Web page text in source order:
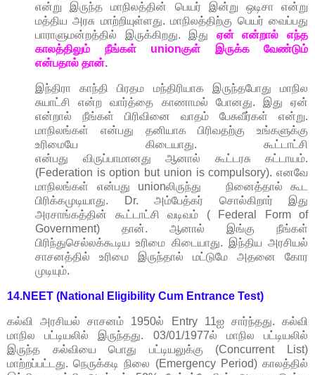
என்று இருந்த மாநிலத்தின் பெயர் இன்று ஒடிசா என்று
மத்திய அரசு மாற்றியுள்ளது. மாநிலத்திற்கு பெயர் வைப்பது
பாராளுமன்றத்தில் இருக்கிறது. இது
ஏன் என்றால் எந்த
காலத்திலும் நீங்கள் unionகுள் இருக்க வேண்டும்
என்பதால் தான்.
இந்திரா காந்தி பிரதம மந்திரியாக இருந்தபோது மாநில
சுயாட்சி என்ற வார்த்தை காணாமல் போனது. இது ஏன்
என்றால் நீங்கள் பிரிவினை வாதம் பேசுவீர்கள் என்று.
மாநிலங்கள் என்பது தனியாக பிரிவதற்கு உங்களுக்கு
உரிமையே கிடையாது. கூட்டாட்சி
என்பது விருப்பாமானது ஆனால் கூட்டரசு கட்டாயம்.
(Federation is option but union is compulsory). எனவே
மாநிலங்கள் என்பது unionலிருந்து நினைத்தால் கூட
பிரிக்கமுடியாது. Dr. அம்பேத்கர் சொல்கிறார் இது
அரசாங்கத்தின் கூட்டாட்சி வடிவம் ( Federal Form of
Government) தான். ஆனால் இங்கு நீங்கள்
பிரிந்துசெல்லக்கூடிய உரிமை கிடையாது. இந்திய அரசியல்
சாசனத்தில் உரிமை இருந்தால் மட்டுமே அதனை கோர
முடியும்.
14.NEET (National Eligibility Cum Entrance Test)
கல்வி அரசியல் சாசனம் 1950ல் Entry 11ஐ சார்ந்தது. கல்வி
மாநில பட்டியலில் இருந்தது. 03/01/1977ல் மாநில பட்டியலில்
இருந்த கல்வியை பொது பட்டியலுக்கு (Concurrent List)
மாற்றப்பட்டது. நெருக்கடி நிலை (Emergency Period) காலத்தில்